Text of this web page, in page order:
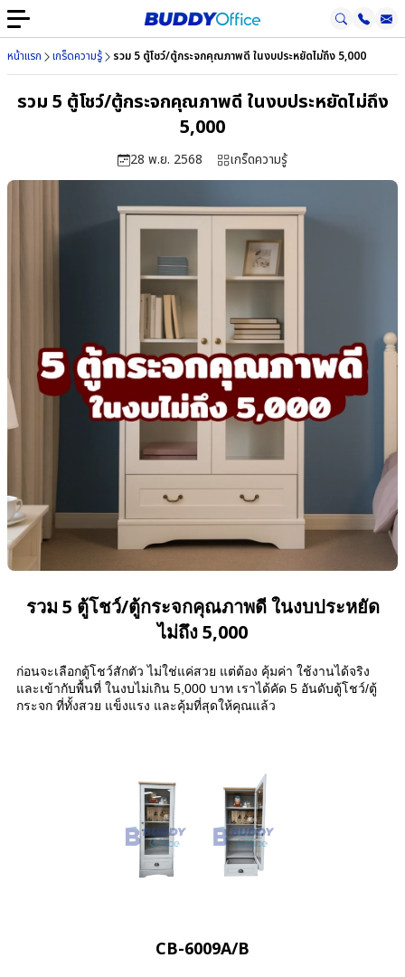
หน้าแรก เกร็ดความรู้ รวม 5 ตู้โชว์/ตู้กระจกคุณภาพดี ในงบประหยัดไม่ถึง 5,000
รวม 5 ตู้โชว์/ตู้กระจกคุณภาพดี ในงบประหยัดไม่ถึง
5,000
28 พ.ย. 2568 เกร็ดความรู้
รวม 5 ตู้โชว์/ตู้กระจกคุณภาพดี ในงบประหยัด
ไม่ถึง 5,000
ก่อนจะเลือกตู้โชว์สักตัว ไม่ใช่แค่สวย แต่ต้อง คุ้มค่า ใช้งานได้จริง
และเข้ากับพื้นที่ ในงบไม่เกิน 5,000 บาท เราได้คัด 5 อันดับตู้โชว์/ตู้
กระจก ที่ทั้งสวย แข็งแรง และคุ้มที่สุดให้คุณแล้ว
CB-6009A/B